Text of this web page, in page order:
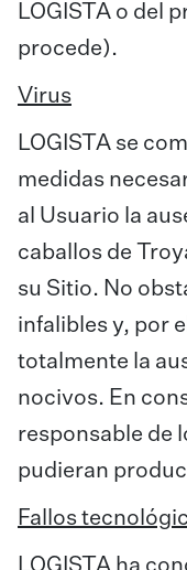
LOGISTA o del
procede).
Virus
LOGISTA se
medidas
al Usuario la
caballos de
su Sitio. No
infalibles y, por
totalmente la
nocivos. En
responsable de
pudieran
Fallos